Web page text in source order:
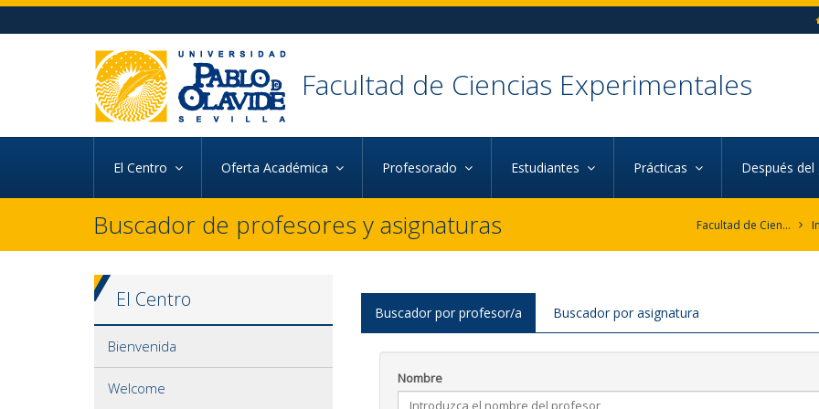
Ir al contenido principal de la página (alt + s)
Ir al pie de la página (alt + p)
Ir al menú principal (alt + u)
Facultad de Ciencias Experimentales
El Centro Oferta Académica Profesorado Estudiantes Prácticas Después del
Buscador de profesores y asignaturas Facultad de Ciencias Experimentales
El Centro
Bienvenida
Welcome
Buscador por profesor/a Buscador por asignatura
Nombre